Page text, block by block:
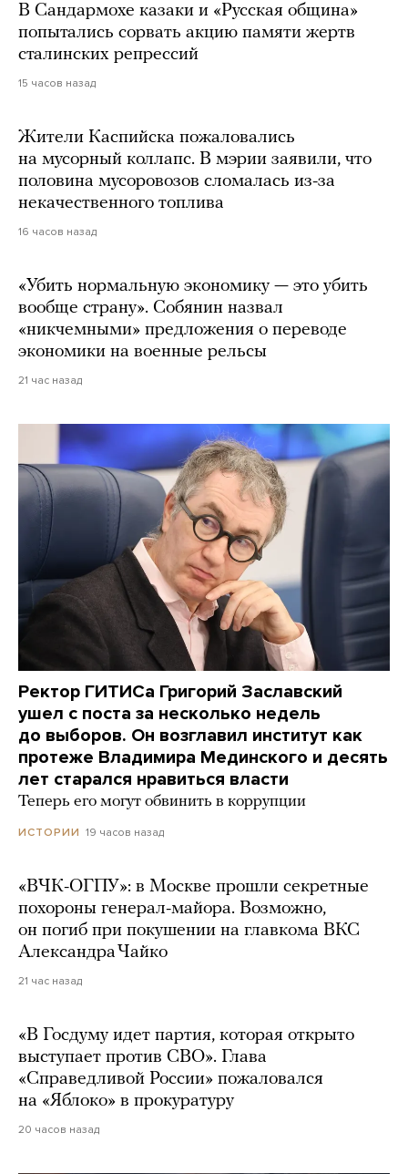
В Сандармохе казаки и «Русская община»
попытались сорвать акцию памяти жертв
сталинских репрессий
15 часов назад
Жители Каспийска пожаловались
на мусорный коллапс. В мэрии заявили, что
половина мусоровозов сломалась из-за
некачественного топлива
16 часов назад
«Убить нормальную экономику — это убить
вообще страну». Собянин назвал
«никчемными» предложения о переводе
экономики на военные рельсы
21 час назад
Ректор ГИТИСа Григорий Заславский
ушел с поста за несколько недель
до выборов. Он возглавил институт как
протеже Владимира Мединского и десять
лет старался нравиться власти
Теперь его могут обвинить в коррупции
ИСТОРИИ 19 часов назад
«ВЧК-ОГПУ»: в Москве прошли секретные
похороны генерал-майора. Возможно,
он погиб при покушении на главкома ВКС
Александра Чайко
21 час назад
«В Госдуму идет партия, которая открыто
выступает против СВО». Глава
«Справедливой России» пожаловался
на «Яблоко» в прокуратуру
20 часов назад